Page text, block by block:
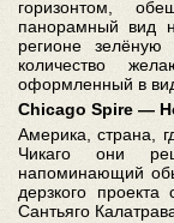
горизонтом,
панорамный вид
регионе зелёную
количество
оформленный в
Chicago Spire —
Америка, страна,
Чикаго они
напоминающий
дерзкого
Сантьяго